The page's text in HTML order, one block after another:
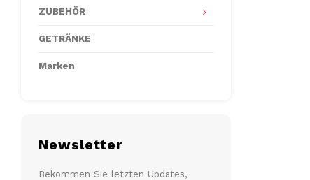
ZUBEHÖR
GETRÄNKE
Marken
Newsletter
Bekommen Sie letzten Updates,